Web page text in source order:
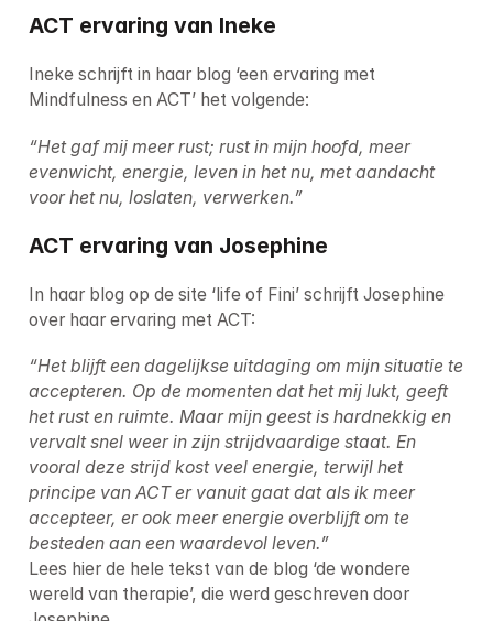
ACT ervaring van Ineke
Ineke schrijft in haar blog ‘een ervaring met
Mindfulness en ACT’ het volgende:
“Het gaf mij meer rust; rust in mijn hoofd, meer
evenwicht, energie, leven in het nu, met aandacht
voor het nu, loslaten, verwerken.”
ACT ervaring van Josephine
In haar blog op de site ‘life of Fini’ schrijft Josephine
over haar ervaring met ACT:
“Het blijft een dagelijkse uitdaging om mijn situatie te
accepteren. Op de momenten dat het mij lukt, geeft
het rust en ruimte. Maar mijn geest is hardnekkig en
vervalt snel weer in zijn strijdvaardige staat. En
vooral deze strijd kost veel energie, terwijl het
principe van ACT er vanuit gaat dat als ik meer
accepteer, er ook meer energie overblijft om te
besteden aan een waardevol leven.”
Lees hier de hele tekst van de blog ‘de wondere
wereld van therapie’, die werd geschreven door